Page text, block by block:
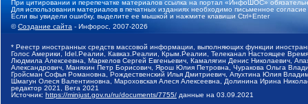
При цитировании и перепечатке материалов ссылка на портал «ИнфоШОС»
Для использования материалов в печатных изданиях необходимо письменное
Если вы увидели ошибку, выделите ее мышкой и нажмите клавиши Ctrl+Enter
©Создание сайта - Инфорос, 2007-2026
* Реестр иностранных средств массовой информации, выполняющих функции
Голос Америки, Idel.Реалии, Кавказ.Реалии, Крым.Реалии, Телеканал Настоящее
Людмила Алексеевна, Маркелов Сергей Евгеньевич, Камалягин Денис Николаевич,
Александрович, Маняхин Петр Борисович, Ярош Юлия Петровна, Чуракова Ольга
Гройсман Софья Романовна, Рождественский Илья Дмитриевич, Апухтина Юлия
Шмагун Олеся Валентиновна, Мароховская Алеся Алексеевна, Долинина Ирина
редактор 2021, Вега 2021
Источник: https://minjust.gov.ru/ru/documents/7755/ данные на 03.09.2021